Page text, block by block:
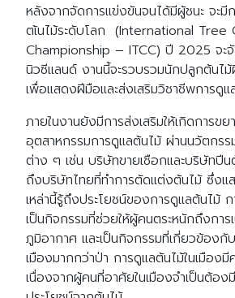
หลังจากจัดการแข่งขันจนได้มีผู้ชนะ จะ
ตเ้นไม้ระดับโลก (International Tree
Championship – ITCC) ปี 2025 จะจั
นิวซีแลนด์ งานนี้จะรวบรวมนักปลูกต้นไ
เพื่อแสดงฝีมือและส่งเสริมวิชาชีพการดูแ
ภายในงานยังมีการส่งเสริมให้เกิดการข
อุตสาหกรรมการดูแลต้นไม้ ผ่านนวัตก
ต่าง ๆ เช่น บริษัทขายเชือกและบริษัทปี
ถึงบริษัทไทยที่ทำการตัดแต่งต้นไม้ ซึ่งแ
เหล่านี้รู้ถึงประโยชน์ของการดูแลต้นไม้
เป็นกิจกรรมที่ช่วยให้ผู้คนตระหนักถึงกา
ภูมิอากาศ และเป็นกิจกรรมที่เกี่ยวข้องกั
เมืองมากกว่าป่า การดูแลต้นไม้ในเมือง
เนื่องจากผู้คนที่อาศัยในเมืองจำเป็นต้อง